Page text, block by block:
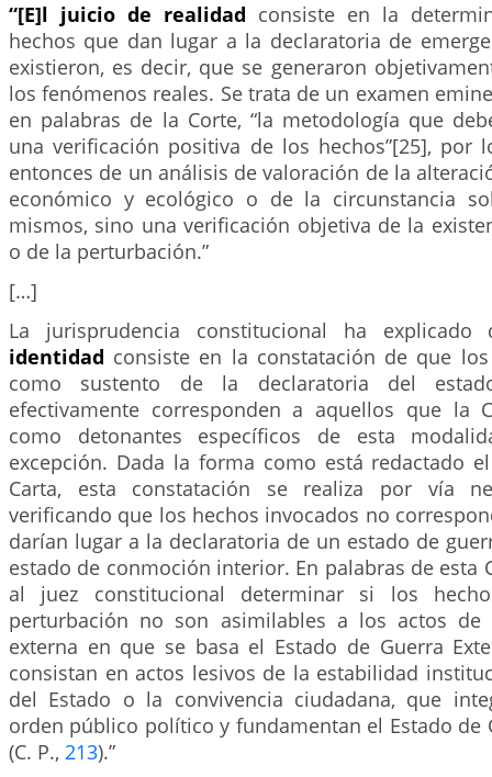
“[E]l juicio de realidad consiste en la
hechos que dan lugar a la declaratoria de
existieron, es decir, que se generaron
los fenómenos reales. Se trata de un examen
en palabras de la Corte, “la metodología que
una verificación positiva de los hechos”[25], por
entonces de un análisis de valoración de la
económico y ecológico o de la circunstancia
mismos, sino una verificación objetiva de la
o de la perturbación.”
[…]
La jurisprudencia constitucional ha
identidad consiste en la constatación de que
como sustento de la declaratoria del
efectivamente corresponden a aquellos que la
como detonantes específicos de esta
excepción. Dada la forma como está redactado
Carta, esta constatación se realiza por vía
verificando que los hechos invocados no
darían lugar a la declaratoria de un estado de
estado de conmoción interior. En palabras de esta
al juez constitucional determinar si los
perturbación no son asimilables a los actos de
externa en que se basa el Estado de Guerra
consistan en actos lesivos de la estabilidad
del Estado o la convivencia ciudadana, que
orden público político y fundamentan el Estado de
(C. P., 213).”